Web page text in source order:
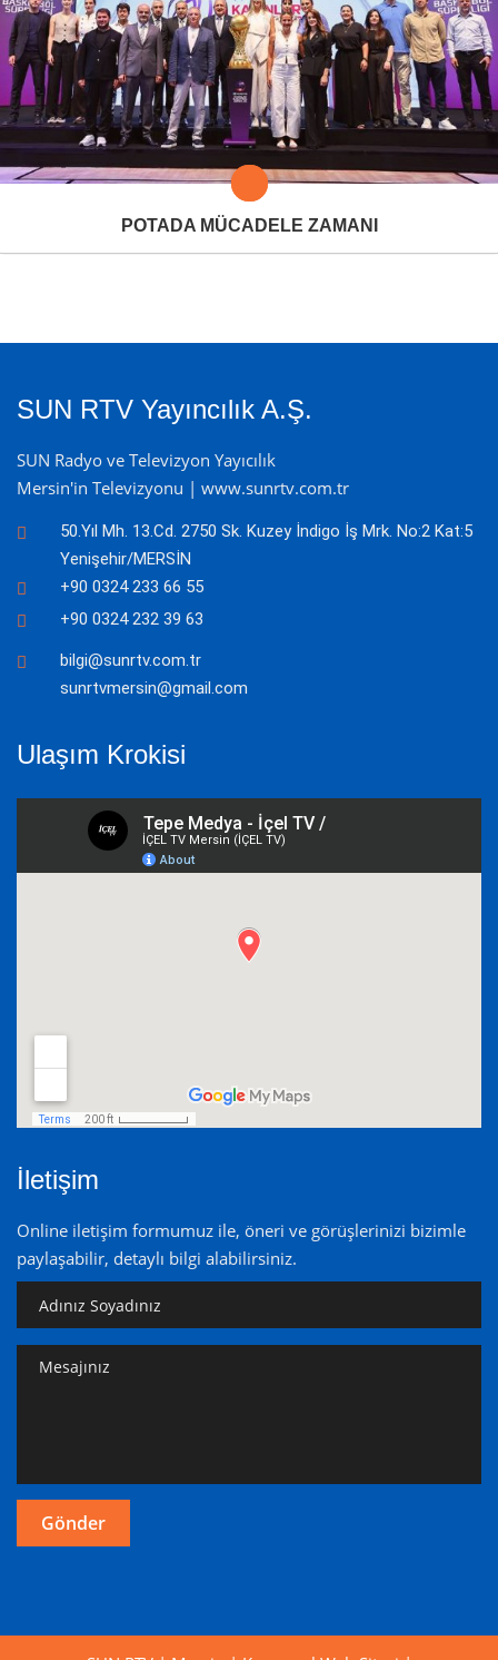
POTADA MÜCADELE ZAMANI
SUN RTV Yayıncılık A.Ş.
SUN Radyo ve Televizyon Yayıcılık
Mersin'in Televizyonu | www.sunrtv.com.tr
50.Yıl Mh. 13.Cd. 2750 Sk. Kuzey İndigo İş Mrk. No:2 Kat:5
Yenişehir/MERSİN
+90 0324 233 66 55
+90 0324 232 39 63
bilgi@sunrtv.com.tr
sunrtvmersin@gmail.com
Ulaşım Krokisi
İletişim
Online iletişim formumuz ile, öneri ve görüşlerinizi bizimle
paylaşabilir, detaylı bilgi alabilirsiniz.